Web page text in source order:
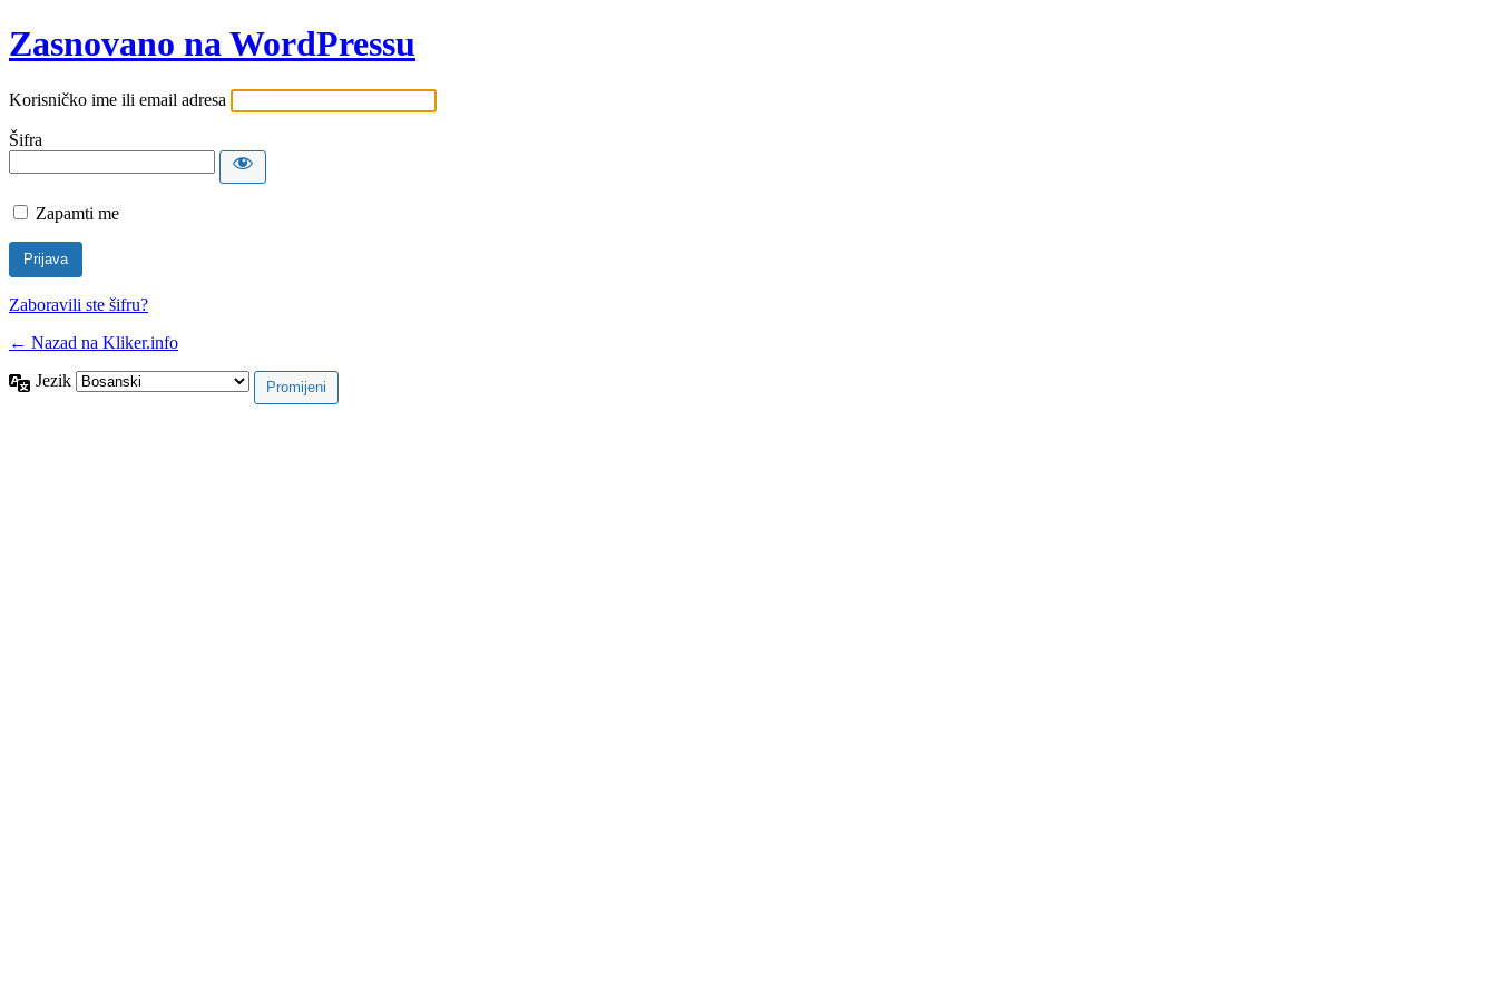
Zasnovano na WordPressu
Korisničko ime ili email adresa
Šifra
Zapamti me
Zaboravili ste šifru?
← Nazad na Kliker.info
Jezik